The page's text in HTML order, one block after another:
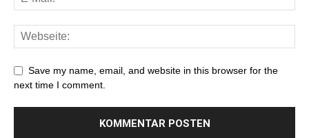
Save my name, email, and website in this browser for the
next time I comment.